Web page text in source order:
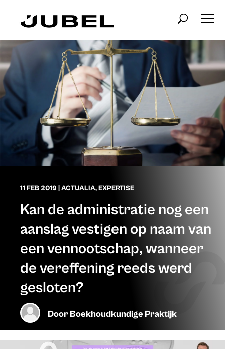
11 FEB 2019 ACTUALIA,EXPERTISE
Kan de administratie nog een
aanslag vestigen op naam van
een vennootschap, wanneer
de vereffening reeds werd
gesloten?
DoorBoekhoudkundige Praktijk